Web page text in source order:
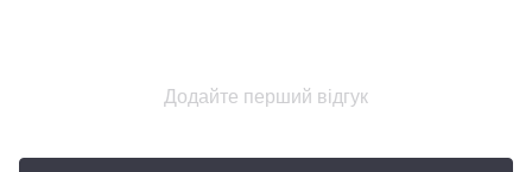
Додайте перший відгук